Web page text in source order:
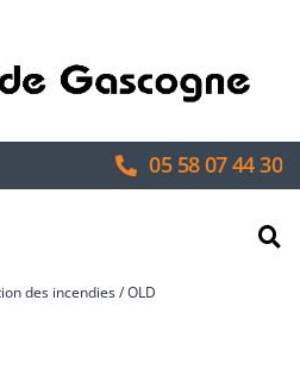
05 58 07 44 30
des incendies / OLD